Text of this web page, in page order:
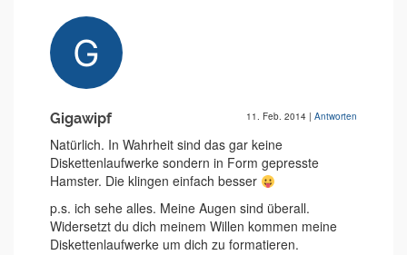
Gigawipf 11. Feb. 2014 | Antworten
Natürlich. In Wahrheit sind das gar keine
Diskettenlaufwerke sondern in Form gepresste
Hamster. Die klingen einfach besser
p.s. ich sehe alles. Meine Augen sind überall.
Widersetzt du dich meinem Willen kommen meine
Diskettenlaufwerke um dich zu formatieren.